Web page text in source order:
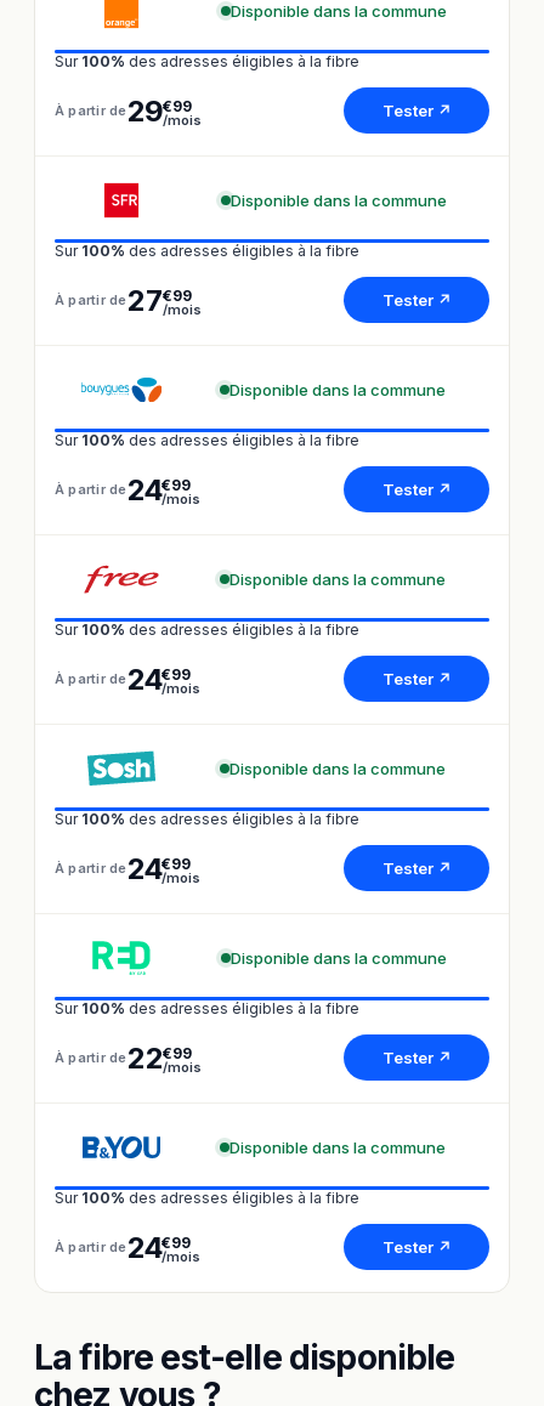
Disponible dans la commune
Sur 100% des adresses éligibles à la fibre
À partir de 29€99
/mois Tester ↗
Disponible dans la commune
Sur 100% des adresses éligibles à la fibre
À partir de 27€99
/mois Tester ↗
Disponible dans la commune
Sur 100% des adresses éligibles à la fibre
À partir de 24€99
/mois Tester ↗
Disponible dans la commune
Sur 100% des adresses éligibles à la fibre
À partir de 24€99
/mois Tester ↗
Disponible dans la commune
Sur 100% des adresses éligibles à la fibre
À partir de 24€99
/mois Tester ↗
Disponible dans la commune
Sur 100% des adresses éligibles à la fibre
À partir de 22€99
/mois Tester ↗
Disponible dans la commune
Sur 100% des adresses éligibles à la fibre
À partir de 24€99
/mois Tester ↗
La fibre est-elle disponible
chez vous ?